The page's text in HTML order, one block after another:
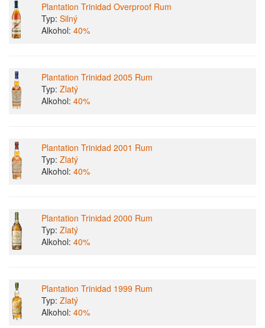
Plantation Trinidad Overproof Rum
Typ: Silný
Alkohol: 40%
Plantation Trinidad 2005 Rum
Typ: Zlatý
Alkohol: 40%
Plantation Trinidad 2001 Rum
Typ: Zlatý
Alkohol: 40%
Plantation Trinidad 2000 Rum
Typ: Zlatý
Alkohol: 40%
Plantation Trinidad 1999 Rum
Typ: Zlatý
Alkohol: 40%